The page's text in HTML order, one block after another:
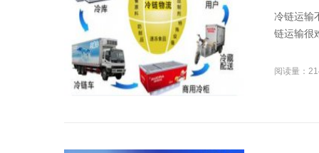
冷链运输
链运输很
阅读量：